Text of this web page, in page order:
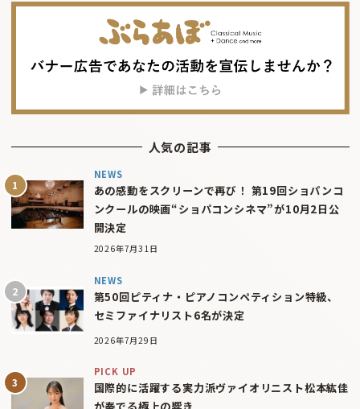
人気の記事
NEWS
あの感動をスクリーンで再び！ 第19回ショパンコ
ンクールの映画“ショパコンシネマ”が10月2日公
開決定
2026年7月31日
NEWS
第50回ピティナ・ピアノコンペティション特級、
セミファイナリスト6名が決定
2026年7月29日
PICK UP
国際的に活躍する実力派ヴァイオリニスト松本紘佳